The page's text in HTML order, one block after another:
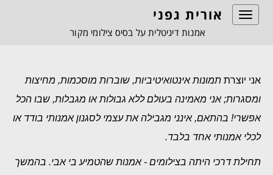
Toggle
navigation
אורית גפני
אמנות דיגיטלית על בסיס צילומי מקור
אני יוצרת תמונות אינטואיטיביות, שוברות מוסכמות, מחיצות
ומסגרות; אני מאמינה בעולם ללא גבולות או מגבלות, שבו הכל
אפשרי! בהתאם, אינני מגבילה את עצמי לסגנון אמנותי בודד או
לכלי אמנותי אחד בלבד.
תחילת דרכי היתה בצילומים - אמנות שהטמיע בי אבי. בהמשך